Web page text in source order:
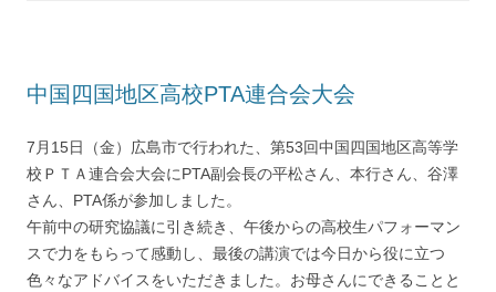
中国四国地区高校PTA連合会大会
7月15日（金）広島市で行われた、第53回中国四国地区高等学
校ＰＴＡ連合会大会にPTA副会長の平松さん、本行さん、谷澤
さん、PTA係が参加しました。
午前中の研究協議に引き続き、午後からの高校生パフォーマン
スで力をもらって感動し、最後の講演では今日から役に立つ
色々なアドバイスをいただきました。お母さんにできることと